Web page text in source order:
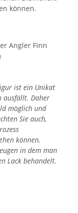
können.
Angler Finn
ist ein Unikat
ausfällt. Daher
möglich und
Sie auch,
können.
in dem man
Lack behandelt.